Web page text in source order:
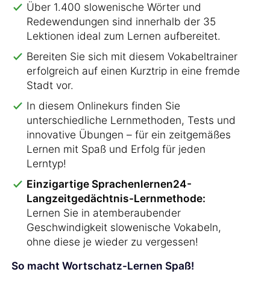
Über 1.400 slowenische Wörter und
Redewendungen sind innerhalb der 35
Lektionen ideal zum Lernen aufbereitet.
Bereiten Sie sich mit diesem Vokabeltrainer
erfolgreich auf einen Kurztrip in eine fremde
Stadt vor.
In diesem Onlinekurs finden Sie
unterschiedliche Lernmethoden, Tests und
innovative Übungen – für ein zeitgemäßes
Lernen mit Spaß und Erfolg für jeden
Lerntyp!
Einzigartige Sprachenlernen24-
Langzeitgedächtnis-Lernmethode:
Lernen Sie in atemberaubender
Geschwindigkeit slowenische Vokabeln,
ohne diese je wieder zu vergessen!
So macht Wortschatz-Lernen Spaß!